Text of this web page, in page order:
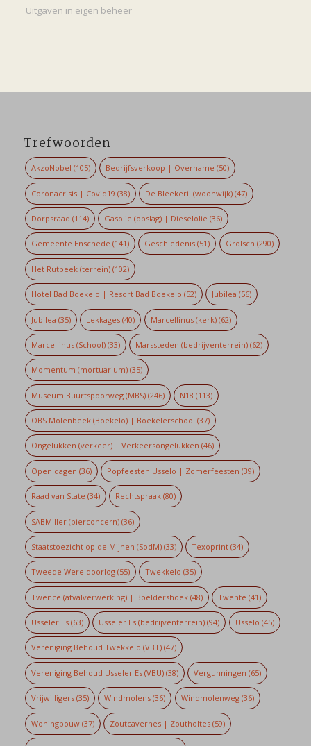
Uitgaven in eigen beheer
Trefwoorden
AkzoNobel (105) Bedrijfsverkoop | Overname (50)
Coronacrisis | Covid19 (38) De Bleekerij (woonwijk) (47)
Dorpsraad (114) Gasolie (opslag) | Dieselolie (36)
Gemeente Enschede (141) Geschiedenis (51) Grolsch (290)
Het Rutbeek (terrein)(102)
Hotel Bad Boekelo | Resort Bad Boekelo (52) Jubilea (56)
Jubilea (35) Lekkages (40) Marcellinus (kerk)(62)
Marcellinus (School)(33) Marssteden (bedrijventerrein) (62)
Momentum (mortuarium)(35)
Museum Buurtspoorweg (MBS)(246) N18 (113)
OBS Molenbeek (Boekelo) | Boekelerschool (37)
Ongelukken (verkeer) | Verkeersongelukken (46)
Open dagen (36) Popfeesten Usselo | Zomerfeesten (39)
Raad van State (34) Rechtspraak (80)
SABMiller (bierconcern)(36)
Staatstoezicht op de Mijnen (SodM)(33) Texoprint (34)
Tweede Wereldoorlog(55) Twekkelo (35)
Twence (afvalverwerking) | Boeldershoek(48) Twente (41)
Usseler Es(63) Usseler Es (bedrijventerrein) (94) Usselo (45)
Vereniging Behoud Twekkelo (VBT)(47)
Vereniging Behoud Usseler Es (VBU)(38) Vergunningen (65)
Vrijwilligers(35) Windmolens (36) Windmolenweg(36)
Woningbouw(37) Zoutcavernes | Zoutholtes (59)